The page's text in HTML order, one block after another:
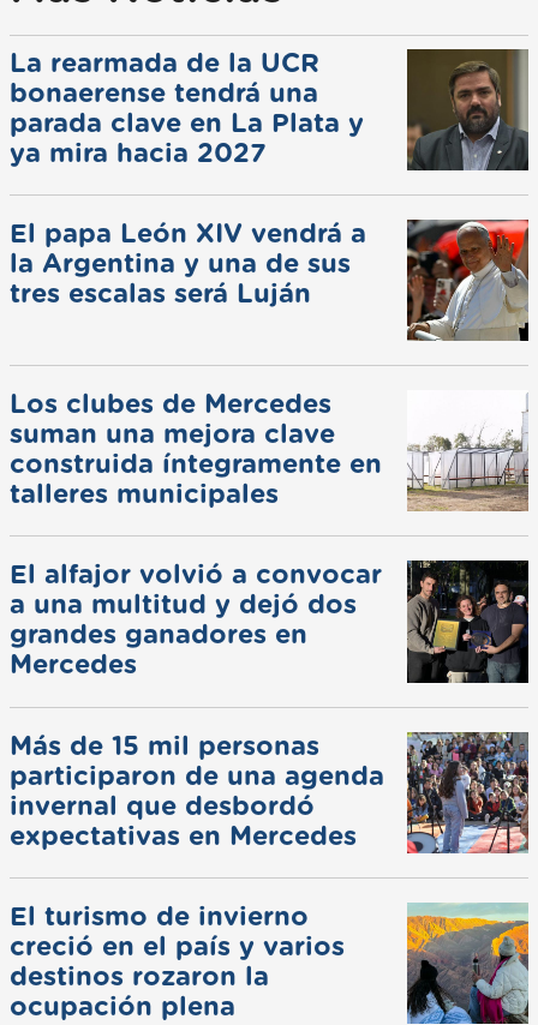
La rearmada de la UCR
bonaerense tendrá una
parada clave en La Plata y
ya mira hacia 2027
El papa León XIV vendrá a
la Argentina y una de sus
tres escalas será Luján
Los clubes de Mercedes
suman una mejora clave
construida íntegramente en
talleres municipales
El alfajor volvió a convocar
a una multitud y dejó dos
grandes ganadores en
Mercedes
Más de 15 mil personas
participaron de una agenda
invernal que desbordó
expectativas en Mercedes
El turismo de invierno
creció en el país y varios
destinos rozaron la
ocupación plena